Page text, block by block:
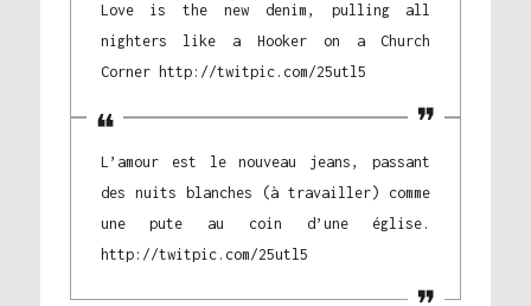
Love is the new denim, pulling all
nighters like a Hooker on a Church
Corner http://twitpic.com/25utl5
L’amour est le nouveau jeans, passant
des nuits blanches (à travailler) comme
une pute au coin d’une église.
http://twitpic.com/25utl5